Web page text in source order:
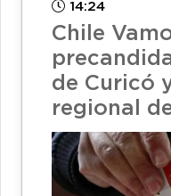
14:24
Chile
de Curicó
regional